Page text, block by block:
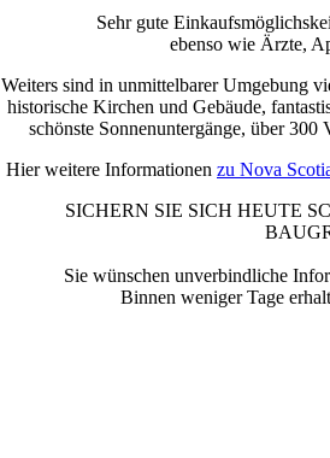
Sehr gute
ebenso wie Ärzte,
Weiters sind in unmittelbarer Umgebung
historische Kirchen und Gebäude,
schönste Sonnenuntergänge, über
Hier weitere Informationen zu Nova
SICHERN SIE SICH HEUTE
Sie wünschen unverbindliche
Binnen weniger Tage